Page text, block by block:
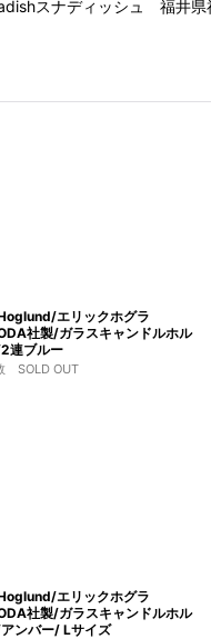
スナディッシュ 福井
エリックホグラ
社製/ガラスキャンドルホル
連ブルー
SOLD OUT
エリックホグラ
社製/ガラスキャンドルホル
ンバー/ Lサイズ